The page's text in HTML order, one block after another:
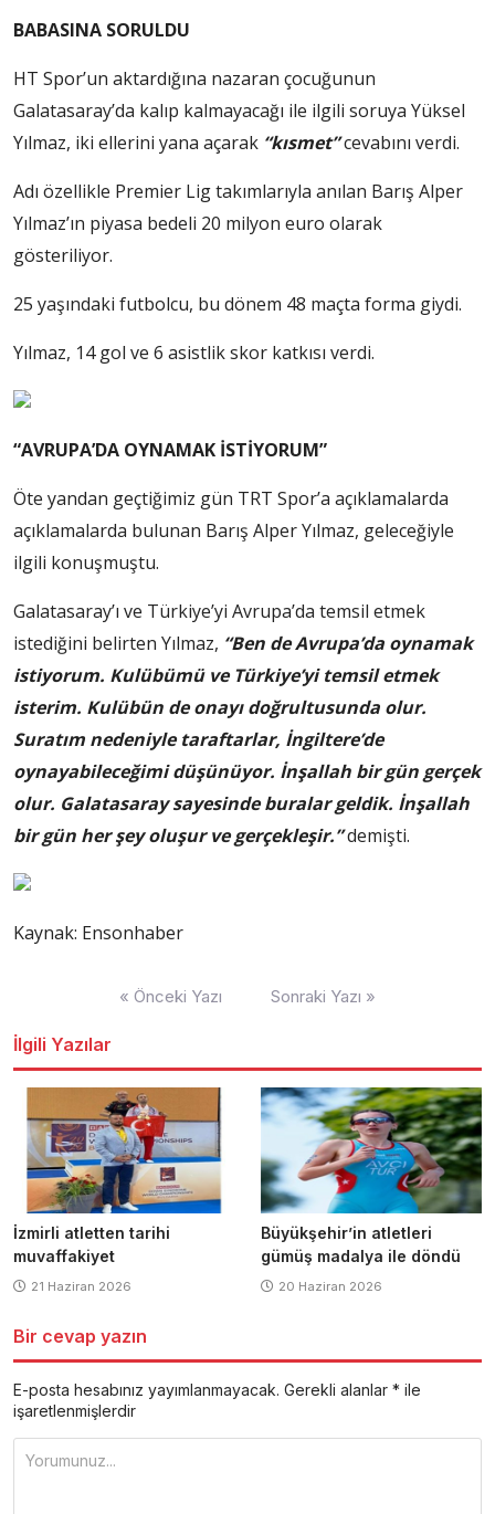
BABASINA SORULDU
HT Spor’un aktardığına nazaran çocuğunun
Galatasaray’da kalıp kalmayacağı ile ilgili soruya Yüksel
Yılmaz, iki ellerini yana açarak “kısmet”cevabını verdi.
Adı özellikle Premier Lig takımlarıyla anılan Barış Alper
Yılmaz’ın piyasa bedeli 20 milyon euro olarak
gösteriliyor.
25 yaşındaki futbolcu, bu dönem 48 maçta forma giydi.
Yılmaz, 14 gol ve 6 asistlik skor katkısı verdi.
“AVRUPA’DA OYNAMAK İSTİYORUM”
Öte yandan geçtiğimiz gün TRT Spor’a açıklamalarda
açıklamalarda bulunan Barış Alper Yılmaz, geleceğiyle
ilgili konuşmuştu.
Galatasaray’ı ve Türkiye’yi Avrupa’da temsil etmek
istediğini belirten Yılmaz, “Ben de Avrupa’da oynamak
istiyorum. Kulübümü ve Türkiye’yi temsil etmek
isterim. Kulübün de onayı doğrultusunda olur.
Suratım nedeniyle taraftarlar, İngiltere’de
oynayabileceğimi düşünüyor. İnşallah bir gün gerçek
olur. Galatasaray sayesinde buralar geldik. İnşallah
bir gün her şey oluşur ve gerçekleşir.”demişti.
Kaynak: Ensonhaber
« Önceki Yazı Sonraki Yazı »
İlgili Yazılar
İzmirli atletten tarihi
muvaffakiyet
21 Haziran 2026
Büyükşehir’in atletleri
gümüş madalya ile döndü
20 Haziran 2026
Bir cevap yazın
E-posta hesabınız yayımlanmayacak. Gerekli alanlar * ile
işaretlenmişlerdir